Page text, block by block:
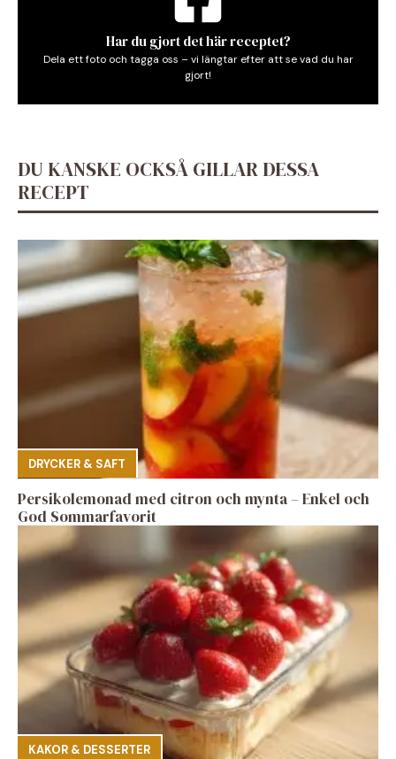
Har du gjort det här receptet?
Dela ett foto och tagga oss – vi längtar efter att se vad du har
gjort!
DU KANSKE OCKSÅ GILLAR DESSA
RECEPT
DRYCKER & SAFT
Persikolemonad med citron och mynta – Enkel och
God Sommarfavorit
KAKOR & DESSERTER